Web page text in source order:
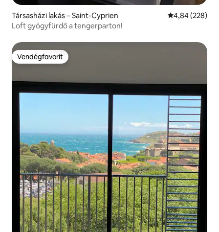
Társasházi lakás – Saint-Cyprien Átlagos
4,84 (228)
Loft gyógyfürdő a tengerparton!
Vendégfavorit
Vendégfavorit